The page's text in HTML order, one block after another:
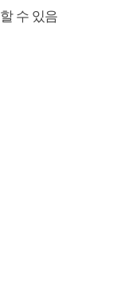
수 있음